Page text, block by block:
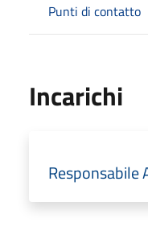
Punti di contatto
Incarichi
Responsabile